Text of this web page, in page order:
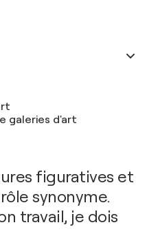
galeries d'art
figuratives et
synonyme.
travail, je dois